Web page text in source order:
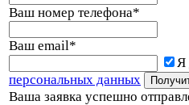
Ваш номер телефона*
Ваш email*
Я
персональных данных
Ваша заявка успешно